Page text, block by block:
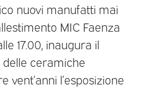
nuovi manufatti mai
MIC Faenza
17.00, inaugura il
ceramiche
vent’anni l’esposizione